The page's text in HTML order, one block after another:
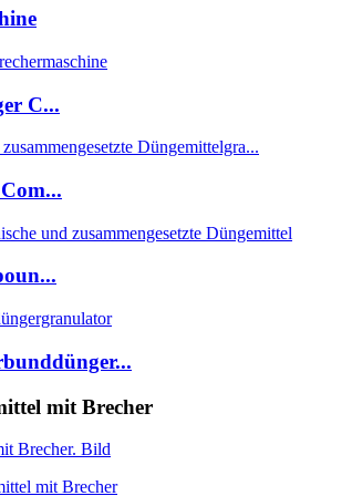
C...
mit Brecher